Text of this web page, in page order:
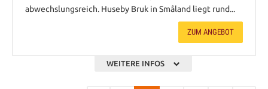
abwechslungsreich. Huseby Bruk in Småland liegt rund...
ZUM ANGEBOT
WEITERE INFOS